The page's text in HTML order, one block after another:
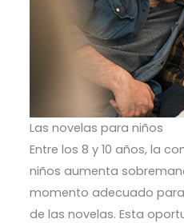
Las novelas para niños
Entre los 8 y 10 años, la
niños aumenta
momento adecuado
de las novelas. Esta